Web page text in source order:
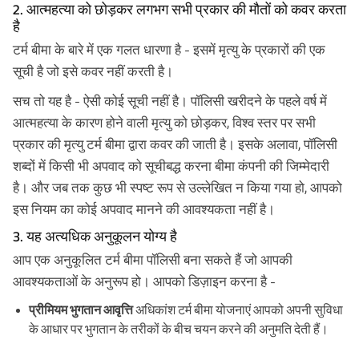
2. आत्महत्या को छोड़कर लगभग सभी प्रकार की मौतों को कवर करता
है
टर्म बीमा के बारे में एक गलत धारणा है - इसमें मृत्यु के प्रकारों की एक
सूची है जो इसे कवर नहीं करती है।
सच तो यह है - ऐसी कोई सूची नहीं है। पॉलिसी खरीदने के पहले वर्ष में
आत्महत्या के कारण होने वाली मृत्यु को छोड़कर, विश्व स्तर पर सभी
प्रकार की मृत्यु टर्म बीमा द्वारा कवर की जाती है। इसके अलावा, पॉलिसी
शब्दों में किसी भी अपवाद को सूचीबद्ध करना बीमा कंपनी की जिम्मेदारी
है। और जब तक कुछ भी स्पष्ट रूप से उल्लेखित न किया गया हो, आपको
इस नियम का कोई अपवाद मानने की आवश्यकता नहीं है।
3. यह अत्यधिक अनुकूलन योग्य है
आप एक अनुकूलित टर्म बीमा पॉलिसी बना सकते हैं जो आपकी
आवश्यकताओं के अनुरूप हो। आपको डिज़ाइन करना है -
प्रीमियम भुगतान आवृत्तिअधिकांश टर्म बीमा योजनाएं आपको अपनी सुविधा
के आधार पर भुगतान के तरीकों के बीच चयन करने की अनुमति देती हैं।